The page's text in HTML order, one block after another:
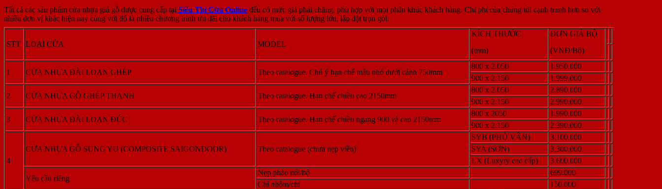
Tất cả các sản phẩm cửa nhựa giả gỗ được cung cấp tại Siêu Thị Cửa Online đểu có mức giá phải chăng, phù hợp với mọi phân khúc khách hàng. Chi phí của chúng tôi cạnh tranh hơn so với
nhiều đơn vị khác hiện nay cùng với đó là nhiều chương trình ưu đãi cho khách hàng mua với số lượng lớn, lắp đặt trọn gói.
STT LOẠI CỬA MODEL
KÍCH THƯỚC
(mm)
ĐƠN GIÁ BỘ
(VNĐ/Bộ)
1 CỬA NHỰA ĐÀI LOAN GHÉP Theo catalogue. Chú ý hạn chế mẫu nhỏ dưới cánh 750mm
800 x 2.050
1.950.000
900 x 2.150
1.999.000
2 CỬA NHỰA GỖ GHÉP THANH Theo catalogue. Hạn chế chiều cao 2150mm
800 x 2.050
2.890.000
900 x 2.150
2.990.000
3 CỬA NHỰA ĐÀI LOAN ĐÚC Theo catalogue. Hạn chế chiều ngang 900 và cao 2150mm
800 x 2050
1.990.000
900 x 2.150
2.390.000
4
CỬA NHỰA GỖ SUNG YU (COMPOSITE SAIGONDOOR) Theo catalogue (chưa nẹp viền)
SYB (PHỦ VÂN)
3.100.000
SYA (SƠN)
3.300.000
LX (Luxyry cao cấp)
3.600.000
Yêu cầu riêng
Nẹp phào nổi/bộ
699.000
Chỉ nhôm/chỉ
150.000